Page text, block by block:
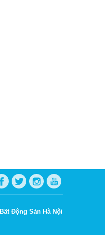
Bất Động Sản Hà Nội